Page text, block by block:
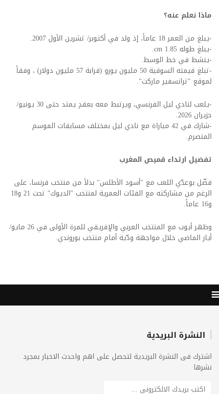
ماذا نعلم عنه؟
-يبلغ من العمر 18 عاماً، إذ ولد في أكتوبر/ تشرين الأول 2007
.
-يبلغ طوله 1.85
cm.
-ينشط في خط الوسط.
-
تبلغ قيمته السوقية 50 مليون يورو (قرابة 57 مليون دولار) ، وفقاً
لموقع "ترانسفير ماركت".
-
يلعب لنادي ليل الفرنسي، ويرتبط معه بعقدٍ يمتد حتى 30 يونيو/
حزيران 2026
.
-
شارك في 42 مباراة مع نادي ليل بمختلف مسابقات الموسم
المنصرم.
تفضيل ارتداء قميص المغرب
فضّل بوعدّي اللعب مع "أسود الأطلس" بدلاً من منتخب فرنسا، على
الرغم من مشاركته مع الفئات العمرية لمنتخب "الديوك" تحت 21 و18
و16 عاماً
.
وظهر أيوب مع المنتخب العربي والإفريقي للمرة الأولى في 26 مايو/
أيار الماضي خلال مواجهة ودّية أمام منتخب بوروندي.
النشرة البريدية
اشترك فى النشرة البريدية لتحصل على اهم واحدث الاخبار بمجرد
نشرها